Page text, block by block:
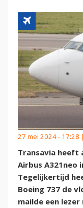
27 mei 2024 - 17:28
Transavia heeft
Airbus A321neo
Tegelijkertijd
Boeing 737 de
mailde een